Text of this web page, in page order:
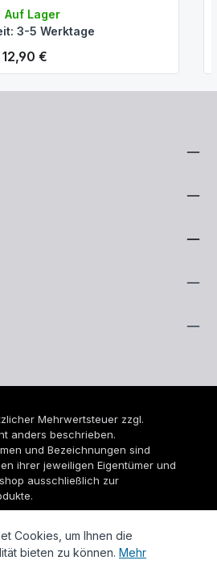
Auf Lager
3-5 Werktage
Regulärer Preis:
12,90 €
Mehrwertsteuer zzgl.
anders beschrieben.
und Bezeichnungen sind
ihrer jeweiligen Eigentümer und
ausschließlich zur
und Unger Heizungs- und
Cookies, um Ihnen die
bieten zu können. Mehr